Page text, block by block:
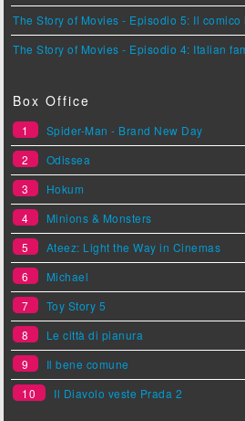
The Story of Movies - Episodio 5: Il comico
The Story of Movies - Episodio 4: Italian
Box Office
1
Spider-Man - Brand New Day
2
Odissea
3
Hokum
4
Minions & Monsters
5
Ateez: Light the Way in Cinemas
6
Michael
7
Toy Story 5
8
Le città di pianura
9
Il bene comune
10
Il Diavolo veste Prada 2